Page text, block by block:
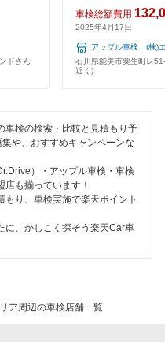
ドさん
車検総額費用
2025年4月17日
アップル車検 (株)
石川県能美市粟生町レ
近く)
車検の検索・比較と見積もり予
や、おすすめキャンペーンな
）・アップル車検・車検
も揃っています！
り、車検実施で楽天ポイント
に、かしこく探そう楽天Car車
ア周辺の車検店舗一覧